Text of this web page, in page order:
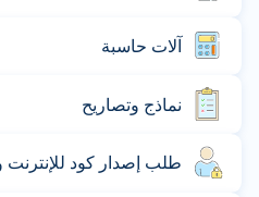
آلات حاسبة
نماذج وتصاريح
طلب إصدار كود للإنترنت